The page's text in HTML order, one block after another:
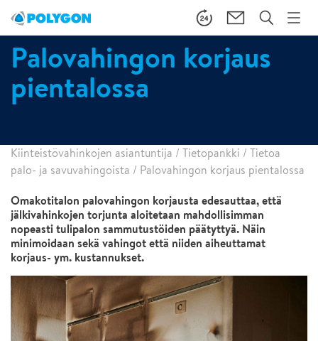
Palovahingon korjaus
pientalossa
Kiinteistövahinkojen asiantuntija / Tietopankki / Tietoa
palo- ja savuvahingoista / Palovahingon korjaus pientalossa
Omakotitalon palovahingon korjausta edesauttaa, että
jälkivahinkojen torjunta aloitetaan mahdollisimman
nopeasti tulipalon sammutustöiden päätyttyä. Näin
minimoidaan sekä vahingot että niiden aiheuttamat
korjaus- ym. kustannukset.